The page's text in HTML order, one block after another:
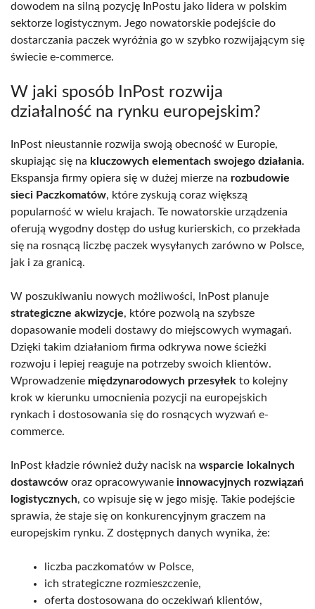
dowodem na silną pozycję InPostu jako lidera w polskim
sektorze logistycznym. Jego nowatorskie podejście do
dostarczania paczek wyróżnia go w szybko rozwijającym się
świecie e-commerce.
W jaki sposób InPost rozwija
działalność na rynku europejskim?
InPost nieustannie rozwija swoją obecność w Europie,
skupiając się na kluczowych elementach swojego działania.
Ekspansja firmy opiera się w dużej mierze na rozbudowie
sieci Paczkomatów, które zyskują coraz większą
popularność w wielu krajach. Te nowatorskie urządzenia
oferują wygodny dostęp do usług kurierskich, co przekłada
się na rosnącą liczbę paczek wysyłanych zarówno w Polsce,
jak i za granicą.
W poszukiwaniu nowych możliwości, InPost planuje
strategiczne akwizycje, które pozwolą na szybsze
dopasowanie modeli dostawy do miejscowych wymagań.
Dzięki takim działaniom firma odkrywa nowe ścieżki
rozwoju i lepiej reaguje na potrzeby swoich klientów.
Wprowadzenie międzynarodowych przesyłek to kolejny
krok w kierunku umocnienia pozycji na europejskich
rynkach i dostosowania się do rosnących wyzwań e-
commerce.
InPost kładzie również duży nacisk na wsparcie lokalnych
dostawców oraz opracowywanie innowacyjnych rozwiązań
logistycznych, co wpisuje się w jego misję. Takie podejście
sprawia, że staje się on konkurencyjnym graczem na
europejskim rynku. Z dostępnych danych wynika, że:
liczba paczkomatów w Polsce,
ich strategiczne rozmieszczenie,
oferta dostosowana do oczekiwań klientów,